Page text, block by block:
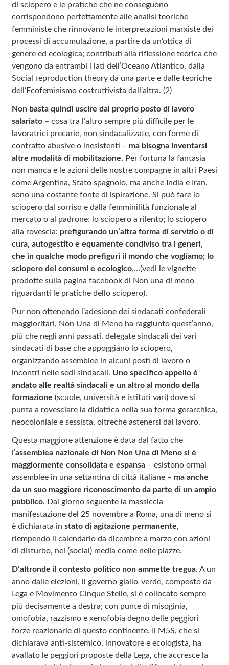
di sciopero e le pratiche che ne conseguono
corrispondono perfettamente alle analisi teoriche
femministe che rinnovano le interpretazioni marxiste dei
processi di accumulazione, a partire da un’ottica di
genere ed ecologica; contributi alla riflessione teorica che
vengono da entrambi i lati dell’Oceano Atlantico, dalla
Social reproduction theory da una parte e dalle teoriche
dell’Ecofeminismo costruttivista dall’altra. (2)
Non basta quindi uscire dal proprio posto di lavoro
salariato– cosa tra l’altro sempre più difficile per le
lavoratrici precarie, non sindacalizzate, con forme di
contratto abusive o inesistenti – ma bisogna inventarsi
altre modalità di mobilitazione. Per fortuna la fantasia
non manca e le azioni delle nostre compagne in altri Paesi
come Argentina, Stato spagnolo, ma anche India e Iran,
sono una costante fonte di ispirazione. Si può fare lo
sciopero dal sorriso e dalla femminilità funzionale al
mercato o al padrone; lo sciopero a rilento; lo sciopero
alla rovescia: prefigurando un’altra forma di servizio o di
cura, autogestito e equamente condiviso tra i generi,
che in qualche modo prefiguri il mondo che vogliamo; lo
sciopero dei consumi e ecologico,…(vedi le vignette
prodotte sulla pagina facebook di Non una di meno
riguardanti le pratiche dello sciopero).
Pur non ottenendo l’adesione dei sindacati confederali
maggioritari, Non Una di Meno ha raggiunto quest’anno,
più che negli anni passati, delegate sindacali dei vari
sindacati di base che appoggiano lo sciopero,
organizzando assemblee in alcuni posti di lavoro o
incontri nelle sedi sindacali. Uno specifico appello è
andato alle realtà sindacali e un altro al mondo della
formazione (scuole, università e istituti vari) dove si
punta a rovesciare la didattica nella sua forma gerarchica,
neocoloniale e sessista, oltreché astenersi dal lavoro.
Questa maggiore attenzione è data dal fatto che
l’assemblea nazionale di Non Non Una di Meno si è
maggiormente consolidata e espansa– esistono ormai
assemblee in una settantina di città italiane – ma anche
da un suo maggiore riconoscimento da parte di un ampio
pubblico. Dal giorno seguente la massiccia
manifestazione del 25 novembre a Roma, una di meno si
è dichiarata in stato di agitazione permanente,
riempendo il calendario da dicembre a marzo con azioni
di disturbo, nei (social) media come nelle piazze.
D’altronde il contesto politico non ammette tregua. A un
anno dalle elezioni, il governo giallo-verde, composto da
Lega e Movimento Cinque Stelle, si è collocato sempre
più decisamente a destra; con punte di misoginia,
omofobia, razzismo e xenofobia degno delle peggiori
forze reazionarie di questo continente. Il M5S, che si
dichiarava anti-sistemico, innovatore e ecologista, ha
avallato le peggiori proposte della Lega, che accresce la